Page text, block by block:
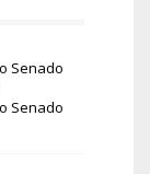
Senado
Senado